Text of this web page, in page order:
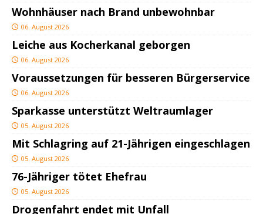
Wohnhäuser nach Brand unbewohnbar
06. August 2026
Leiche aus Kocherkanal geborgen
06. August 2026
Voraussetzungen für besseren Bürgerservice
06. August 2026
Sparkasse unterstützt Weltraumlager
05. August 2026
Mit Schlagring auf 21-Jährigen eingeschlagen
05. August 2026
76-Jähriger tötet Ehefrau
05. August 2026
Drogenfahrt endet mit Unfall